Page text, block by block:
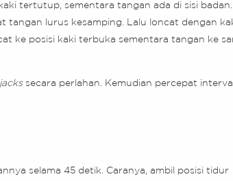
tertutup, sementara tangan ada di sisi badan.
tangan lurus kesamping. Lalu loncat dengan
ke posisi kaki terbuka sementara tangan ke
secara perlahan. Kemudian percepat interval
selama 45 detik. Caranya, ambil posisi tidur